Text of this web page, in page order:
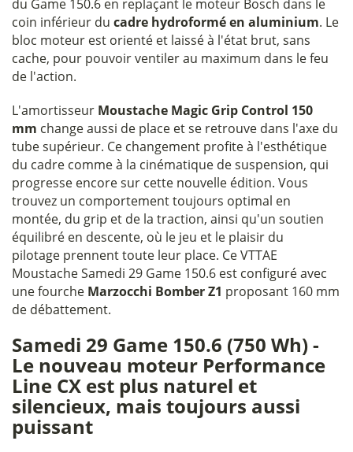
du Game 150.6 en replaçant le moteur Bosch dans le
coin inférieur du cadre hydroformé en aluminium. Le
bloc moteur est orienté et laissé à l'état brut, sans
cache, pour pouvoir ventiler au maximum dans le feu
de l'action.
L'amortisseur Moustache Magic Grip Control 150
mm change aussi de place et se retrouve dans l'axe du
tube supérieur. Ce changement profite à l'esthétique
du cadre comme à la cinématique de suspension, qui
progresse encore sur cette nouvelle édition. Vous
trouvez un comportement toujours optimal en
montée, du grip et de la traction, ainsi qu'un soutien
équilibré en descente, où le jeu et le plaisir du
pilotage prennent toute leur place. Ce VTTAE
Moustache Samedi 29 Game 150.6 est configuré avec
une fourche Marzocchi Bomber Z1 proposant 160 mm
de débattement.
Samedi 29 Game 150.6 (750 Wh) -
Le nouveau moteur Performance
Line CX est plus naturel et
silencieux, mais toujours aussi
puissant